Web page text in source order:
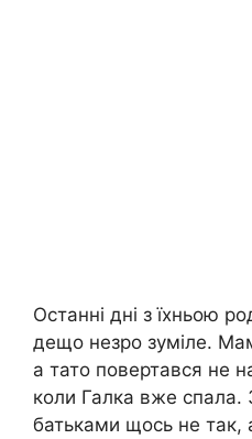
Останні дні з їхньою
дещо незро зуміле.
а тато повертався не
коли Галка вже спала.
батьками щось не так,